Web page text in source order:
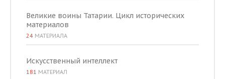
Великие воины Татарии. Цикл исторических
материалов
24 МАТЕРИАЛА
Искусственный интеллект
181 МАТЕРИАЛ